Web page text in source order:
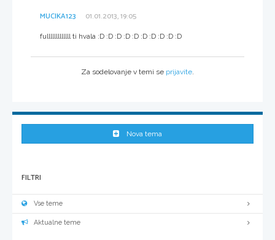
MUCIKA123 01.01.2013, 19:05
fulllllllllllll ti hvala :D :D :D :D :D :D :D :D :D :D
Za sodelovanje v temi se prijavite
Nova tema
FILTRI
Vse teme
Aktualne teme